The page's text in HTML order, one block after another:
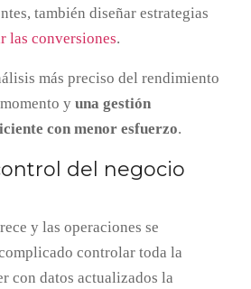
también diseñar estrategias
las conversiones.
más preciso del rendimiento
y una gestión
con menor esfuerzo.
del negocio
y las operaciones se
controlar toda la
con datos actualizados la